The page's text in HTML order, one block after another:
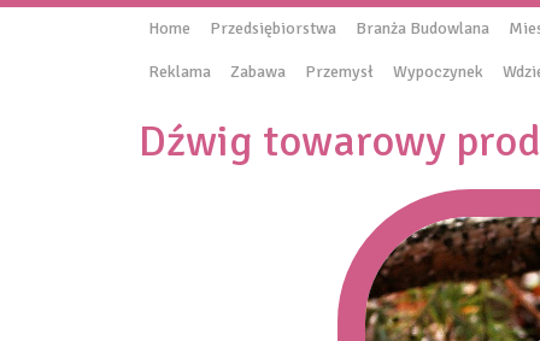
Home Przedsiębiorstwa Branża Budowlana
Reklama Zabawa Przemysł Wypoczynek
Dźwig towarowy